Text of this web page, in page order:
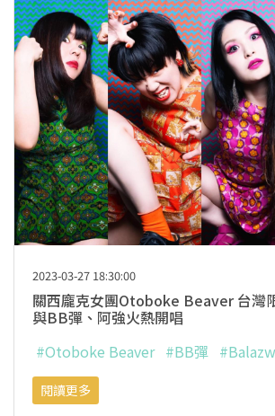
2023-03-27 18:30:00
關西龐克女團Otoboke Beaver 台灣
與BB彈、阿強火熱開唱
#Otoboke Beaver #BB彈
閱讀更多